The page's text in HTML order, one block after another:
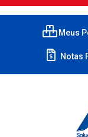
Meus
Notas